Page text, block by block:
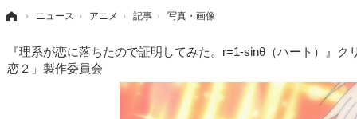
› ニュース › アニメ › 記事 › 写真・画像
『理系が恋に落ちたので証明してみた。r=1-sinθ（ハート）』
恋２」製作委員会